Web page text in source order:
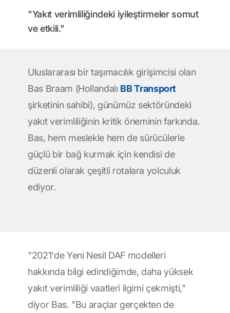
"Yakıt verimliliğindeki iyileştirmeler somut
ve etkili."
Uluslararası bir taşımacılık girişimcisi olan
Bas Braam (Hollandalı BB Transport
şirketinin sahibi), günümüz sektöründeki
yakıt verimliliğinin kritik öneminin farkında.
Bas, hem meslekle hem de sürücülerle
güçlü bir bağ kurmak için kendisi de
düzenli olarak çeşitli rotalara yolculuk
ediyor.
"2021'de Yeni Nesil DAF modelleri
hakkında bilgi edindiğimde, daha yüksek
yakıt verimliliği vaatleri ilgimi çekmişti,"
diyor Bas. "Bu araçlar gerçekten de